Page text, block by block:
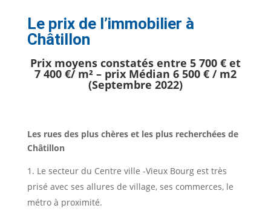
Le prix de l’immobilier à
Châtillon
Prix moyens constatés entre 5 700 € et
7 400 €/ m² – prix Médian 6 500 € / m2
(Septembre 2022)
Les rues des plus chères et les plus recherchées de
Châtillon
Le secteur du Centre ville -Vieux Bourg est très
prisé avec ses allures de village, ses commerces, le
métro à proximité.